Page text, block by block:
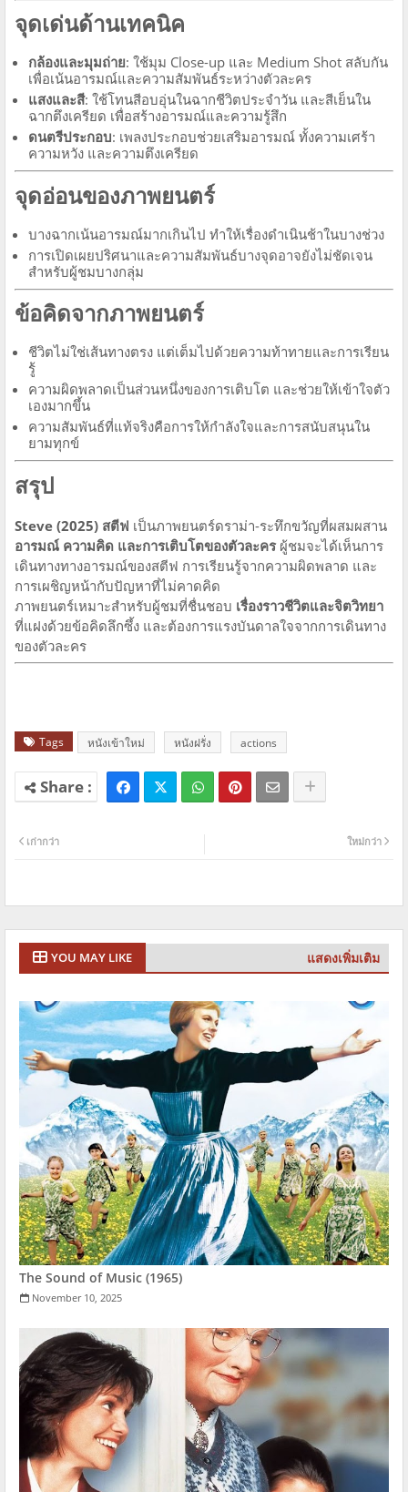
จุดเด่นด้านเทคนิค
กล้องและมุมถ่าย: ใช้มุม Close-up และ Medium Shot สลับกัน
เพื่อเน้นอารมณ์และความสัมพันธ์ระหว่างตัวละคร
แสงและสี: ใช้โทนสีอบอุ่นในฉากชีวิตประจำวัน และสีเย็นใน
ฉากตึงเครียด เพื่อสร้างอารมณ์และความรู้สึก
ดนตรีประกอบ: เพลงประกอบช่วยเสริมอารมณ์ ทั้งความเศร้า
ความหวัง และความตึงเครียด
จุดอ่อนของภาพยนตร์
บางฉากเน้นอารมณ์มากเกินไป ทำให้เรื่องดำเนินช้าในบางช่วง
การเปิดเผยปริศนาและความสัมพันธ์บางจุดอาจยังไม่ชัดเจน
สำหรับผู้ชมบางกลุ่ม
ข้อคิดจากภาพยนตร์
ชีวิตไม่ใช่เส้นทางตรง แต่เต็มไปด้วยความท้าทายและการเรียน
รู้
ความผิดพลาดเป็นส่วนหนึ่งของการเติบโต และช่วยให้เข้าใจตัว
เองมากขึ้น
ความสัมพันธ์ที่แท้จริงคือการให้กำลังใจและการสนับสนุนใน
ยามทุกข์
สรุป
Steve (2025) สตีฟ เป็นภาพยนตร์ดราม่า-ระทึกขวัญที่ผสมผสาน
อารมณ์ ความคิด และการเติบโตของตัวละครผู้ชมจะได้เห็นการ
เดินทางทางอารมณ์ของสตีฟ การเรียนรู้จากความผิดพลาด และ
การเผชิญหน้ากับปัญหาที่ไม่คาดคิด
ภาพยนตร์เหมาะสำหรับผู้ชมที่ชื่นชอบ เรื่องราวชีวิตและจิตวิทยา
ที่แฝงด้วยข้อคิดลึกซึ้ง และต้องการแรงบันดาลใจจากการเดินทาง
ของตัวละคร
Tags หนังเข้าใหม่ หนังฝรั่ง actions
ใหม่กว่า
เก่ากว่า
YOU MAY LIKE แสดงเพิ่มเติม
The Sound of Music (1965)
November 10, 2025